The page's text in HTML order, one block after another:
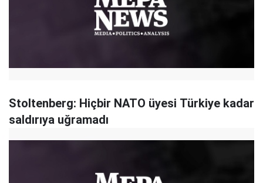
Stoltenberg: Hiçbir NATO üyesi Türkiye kadar
saldırıya uğramadı